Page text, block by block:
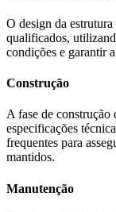
O design da
qualificados,
condições e garantir
Construção
A fase de construção
especificações
frequentes para
mantidos.
Manutenção